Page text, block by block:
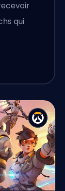
qui